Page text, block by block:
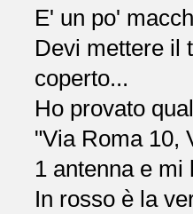
E' un po'
Devi mettere il
coperto...
Ho provato
"Via Roma 10,
1 antenna e
In rosso è la